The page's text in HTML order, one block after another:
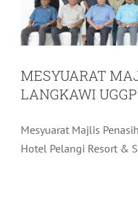
MESYUARAT
LANGKAWI
Mesyuarat Majlis
Hotel Pelangi Resort &
MAJLIS